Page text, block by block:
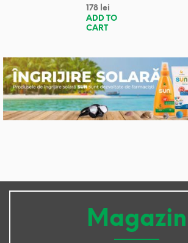
178 lei
ADD TO
CART
Magazin